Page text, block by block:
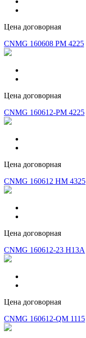
Цена договорная
CNMG 160608 PM 4225
Цена договорная
CNMG 160612-PM 4225
Цена договорная
CNMG 160612 HM 4325
Цена договорная
CNMG 160612-23 H13A
Цена договорная
CNMG 160612-QM 1115